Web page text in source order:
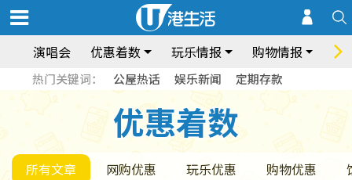
演唱会 优惠着数 玩乐情报 购物情报 饮
热门关键词： 公屋热话 娱乐新闻 定期存款
优惠着数
优惠着数
所有文章 网购优惠 玩乐优惠 购物优惠